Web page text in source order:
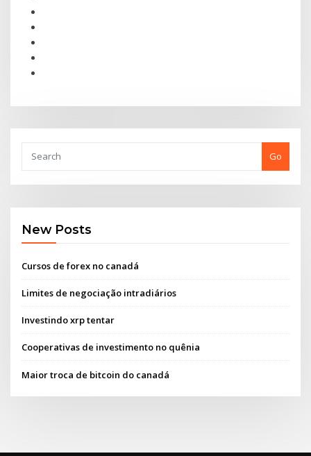
Go
New Posts
Cursos de forex no canadá
Limites de negociação intradiários
Investindo xrp tentar
Cooperativas de investimento no quênia
Maior troca de bitcoin do canadá